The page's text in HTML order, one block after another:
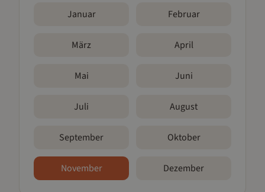
Januar Februar
März April
Mai Juni
Juli August
September Oktober
November Dezember